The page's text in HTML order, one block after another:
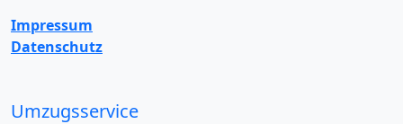
Impressum
Datenschutz
Umzugsservice